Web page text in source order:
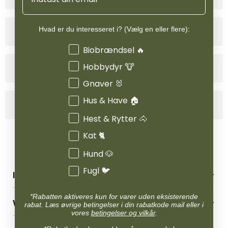
Produktinformation
INFORMATION
Betingelser & vilkår
Reklamations- & fortrydelsesret
Levering & afhentning
VORES BUTIK
Hvad er du interesseret i? (Vælg en eller flere):
Interesser
Biobrændsel 🔥
Hobbydyr 🐮
Gnaver 🐰
Hus & Have 🏠
Hest & Rytter 🐴
Kat 🐈
Hund 🐶
Fugl 🐦
*Rabatten aktiveres kun for varer uden eksisterende
rabat. Læs øvrige betingelser i din rabatkode mail eller i
vores betingelser og vilkår.